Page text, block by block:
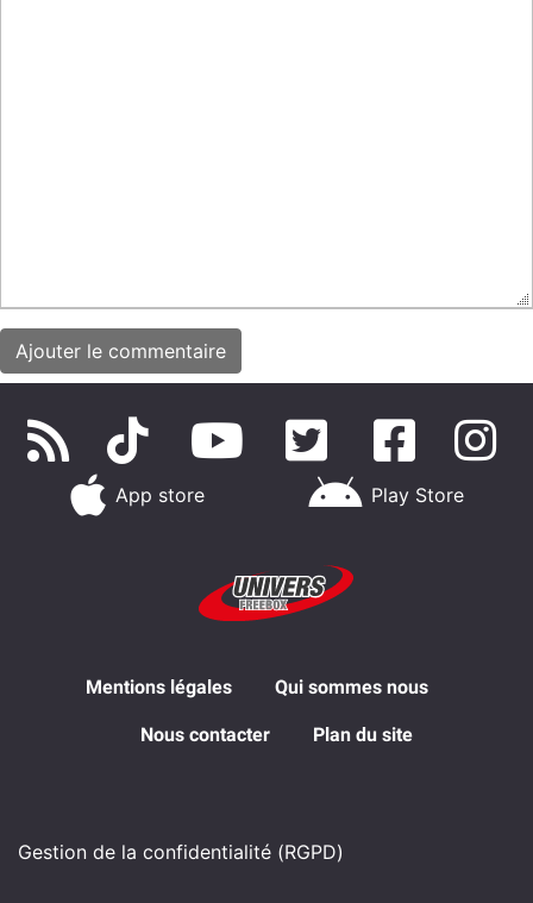
App store Play Store
Mentions légales Qui sommes nous
Nous contacter Plan du site
Gestion de la confidentialité (RGPD)